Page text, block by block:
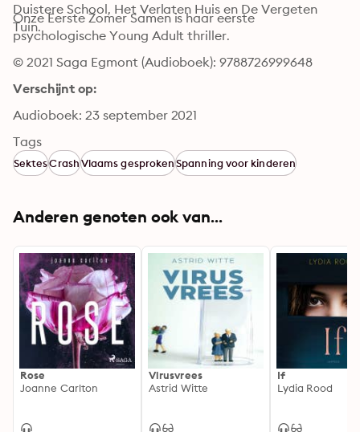
Duistere School, Het Verlaten Huis en De Vergeten
Tuin.
Onze Eerste Zomer Samen is haar eerste
psychologische Young Adult thriller.
© 2021 Saga Egmont (Audioboek): 9788726999648
Verschijnt op:
Audioboek: 23 september 2021
Tags
SektesCrashVlaams gesprokenSpanning voor kinderen
Anderen genoten ook van...
Rose
Joanne Carlton
Virusvrees
Astrid Witte
If
Lydia Rood